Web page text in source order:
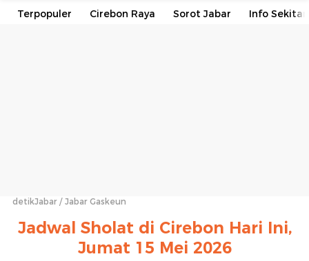
Terpopuler Cirebon Raya Sorot Jabar Info
detikJabar Jabar Gaskeun
Jadwal Sholat di Cirebon Hari Ini,
Jumat 15 Mei 2026